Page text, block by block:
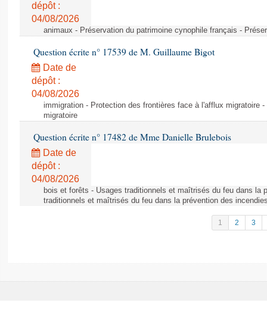
dépôt :
04/08/2026
animaux - Préservation du patrimoine cynophile français -
Question écrite n° 17539 de M. Guillaume Bigot
Date de
dépôt :
04/08/2026
immigration - Protection des frontières face à l'afflux migratoire
migratoire
Question écrite n° 17482 de Mme Danielle Brulebois
Date de
dépôt :
04/08/2026
bois et forêts - Usages traditionnels et maîtrisés du feu dans la
traditionnels et maîtrisés du feu dans la prévention des
1 2 3